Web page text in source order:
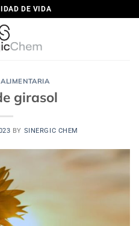
DE VIDA
girasol
BY SINERGIC CHEM